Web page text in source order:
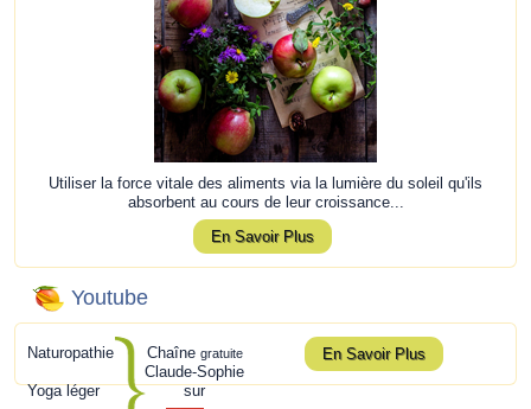
Utiliser la force vitale des aliments via la lumière du soleil qu'ils
absorbent au cours de leur croissance...
En Savoir Plus
Youtube
Naturopathie
Yoga léger
Chaîne gratuite
Claude-Sophie
sur
En Savoir Plus